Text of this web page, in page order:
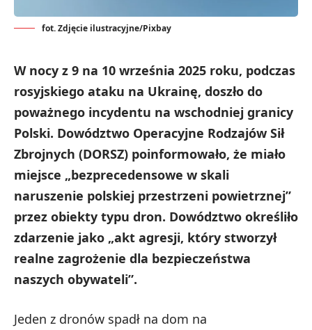
fot. Zdjęcie ilustracyjne/Pixbay
W nocy z 9 na 10 września 2025 roku, podczas
rosyjskiego ataku na Ukrainę, doszło do
poważnego incydentu na wschodniej granicy
Polski. Dowództwo Operacyjne Rodzajów Sił
Zbrojnych (DORSZ) poinformowało, że miało
miejsce „bezprecedensowe w skali
naruszenie polskiej przestrzeni powietrznej”
przez obiekty typu dron. Dowództwo określiło
zdarzenie jako „akt agresji, który stworzył
realne zagrożenie dla bezpieczeństwa
naszych obywateli”.
Jeden z dronów spadł na dom na